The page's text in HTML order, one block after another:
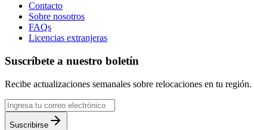
Contacto
Sobre nosotros
FAQs
Licencias extranjeras
Suscríbete a nuestro boletín
Recibe actualizaciones semanales sobre relocaciones en tu región.
Suscribirse